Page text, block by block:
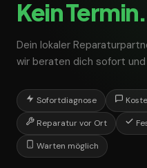
Kein Termin.
Dein lokaler
wir beraten dich sofort
Sofortdiagnose
Reparatur vor Ort
Warten möglich